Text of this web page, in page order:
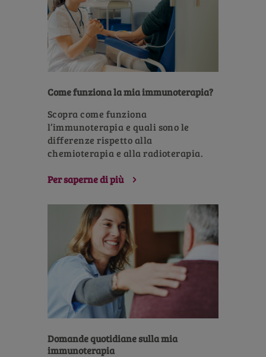
Come funziona la mia immunoterapia?
Scopra come funziona
l’immunoterapia e quali sono le
differenze rispetto alla
chemioterapia e alla radioterapia.
Per saperne di più
Domande quotidiane sulla mia
immunoterapia